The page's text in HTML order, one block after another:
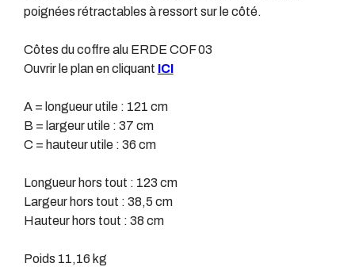
poignées rétractables à ressort sur le côté.
Côtes du coffre alu ERDE COF 03
Ouvrir le plan en cliquant ICI
A = longueur utile : 121 cm
B = largeur utile : 37 cm
C = hauteur utile : 36 cm
Longueur hors tout : 123 cm
Largeur hors tout : 38,5 cm
Hauteur hors tout : 38 cm
Poids 11,16 kg